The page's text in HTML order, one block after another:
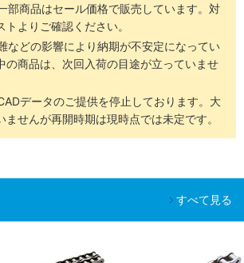
部商品はセール価格で販売しています。対
よりご確認ください。
などの影響により納期が不安定になってい
の商品は、次回入荷の目途が立っていませ
データのご提供を停止しております。大
ませんが再開時期は現時点では未定です。
すべて見る